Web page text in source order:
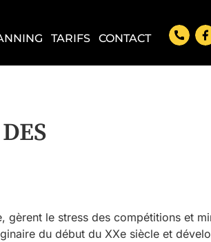
TARIFS CONTACT
gèrent le stress des compétitions et
du début du XXe siècle et